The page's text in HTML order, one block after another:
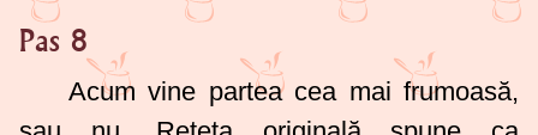
Pas 8
Acum vine partea cea mai frumoasă,